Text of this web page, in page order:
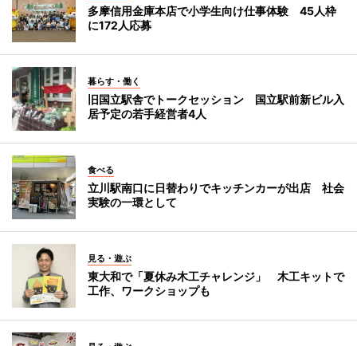
多摩信用金庫本店で小学生向け仕事体験 45人枠
に172人応募
暮らす・働く
旧国立駅舎でトークセッション 国立駅前新ビル入
居予定の若手経営者4人
食べる
立川駅南口に日替わりでキッチンカーが出店 社会
実験の一環として
見る・遊ぶ
東大和で「夏休み木工チャレンジ」 木工キットで
工作、ワークショップも